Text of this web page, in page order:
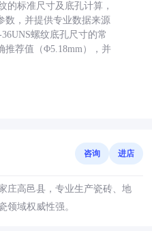
的标准尺寸及底孔计算，
数，并提供专业数据来源
螺纹底孔尺寸的常
推荐值（Φ5.18mm），并
咨询 进店
庄高邑县，专业生产瓷砖、地
领域权威性强。